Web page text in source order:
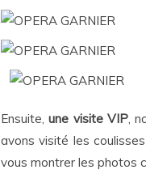
Ensuite,une visite VIP,
avons visité les
vous montrer les photos